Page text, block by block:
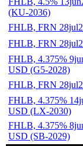
(KU-2036)
FHLB, FRN
FHLB, FRN
FHLB, 4.375%
USD (G5-2028)
FHLB, FRN
FHLB, 4.375%
USD (LX-2030)
FHLB, 4.375%
USD (SB-2029)